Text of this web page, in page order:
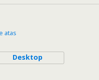
atas
Desktop